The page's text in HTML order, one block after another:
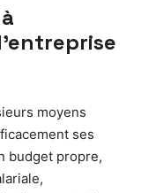
moyens
ses
budget propre,